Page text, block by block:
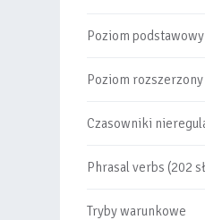
Poziom
Poziom
Czasowniki
Phrasal verbs (202
Tryby warunkowe